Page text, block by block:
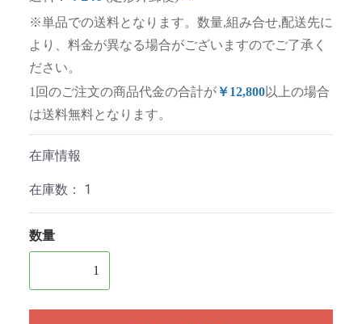
※単品での送料となります。数量,組み合せ,配送先に
より、料金が異なる場合がございますのでご了承く
ださい。
1回のご注文の商品代金の合計が￥12,800以上の場合
は送料無料となります。
在庫情報
在庫数： 1
数量
1個以上の数量を入力してください